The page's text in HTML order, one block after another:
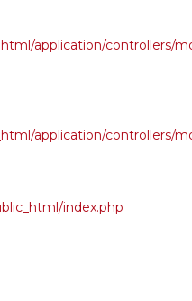
application/controllers/
application/controllers/
index.php